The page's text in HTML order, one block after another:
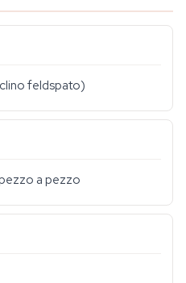
feldspato)
a pezzo